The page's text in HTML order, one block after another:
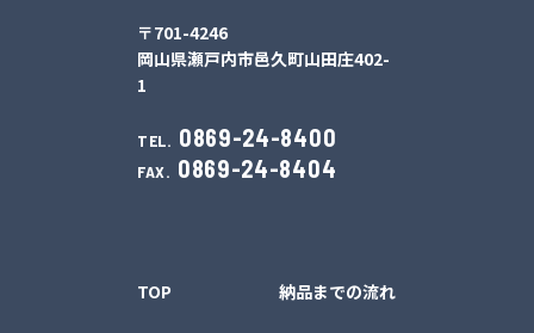
〒701-4246
岡山県瀬戸内市邑久町山田庄402-
1
TEL. 0869-24-8400
FAX. 0869-24-8404
TOP 納品までの流れ